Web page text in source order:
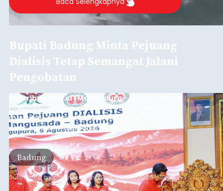
Bupati Badung Minta Pejuang
Dialisis Tetap Semangat Jalani
Pengobatan
balitribune.co.id | Mangupura- Bupati Badung
I Wayan Adi Arnawa meminta pasien yang
menjalani terapi dialisis untuk tetap semangat
dan tidak berputus asa. Pesan itu
disampaikannya saat menghadiri Sarasehan
Pejuang Dialisis yang digelar RSD Mangusada di
Ruang Kertha Gosana, Puspem Badung, Minggu
(9/8/2026).
Badung
Submitted bycontributoronSun, 08/09/2026 - 18:44